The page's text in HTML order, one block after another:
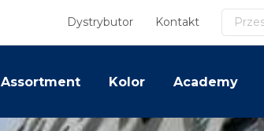
Dystrybutor Kontakt Szukaj
Assortment Kolor Academy